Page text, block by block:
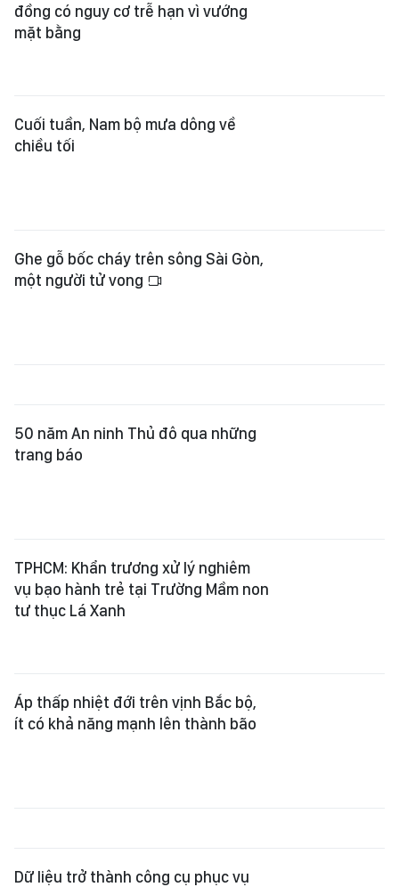
đồng có nguy cơ trễ hạn vì vướng
mặt bằng
Cuối tuần, Nam bộ mưa dông về
chiều tối
Ghe gỗ bốc cháy trên sông Sài Gòn,
một người tử vong
50 năm An ninh Thủ đô qua những
trang báo
TPHCM: Khẩn trương xử lý nghiêm
vụ bạo hành trẻ tại Trường Mầm non
tư thục Lá Xanh
Áp thấp nhiệt đới trên vịnh Bắc bộ,
ít có khả năng mạnh lên thành bão
Dữ liệu trở thành công cụ phục vụ